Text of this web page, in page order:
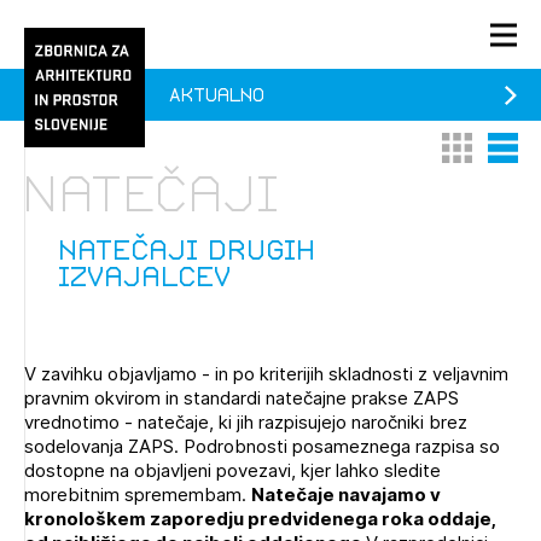
PRIJAVA
KONTAKT
Aktualno
Članstvo
O ZAPS
1/1
Pozdravljeni
PRIJAVITE SE
Thumbnail
List
natečaji drugih
izvajalcev
Natečaji
V zavihku objavljamo - in po kriterijih skladnosti z veljavnim
pravnim okvirom in standardi natečajne prakse ZAPS
vrednotimo - natečaje, ki jih razpisujejo naročniki brez
sodelovanja ZAPS. Podrobnosti posameznega razpisa so
dostopne na objavljeni povezavi, kjer lahko sledite
morebitnim spremembam. Natečaje navajamo v
kronološkem zaporedju predvidenega roka oddaje,
Aktualno
1/2
Prijava na novičnik
Novičnike vam bomo pošiljali na vaš elektronski naslov.
Mesečni novičnik
Novičnik izobraževanj